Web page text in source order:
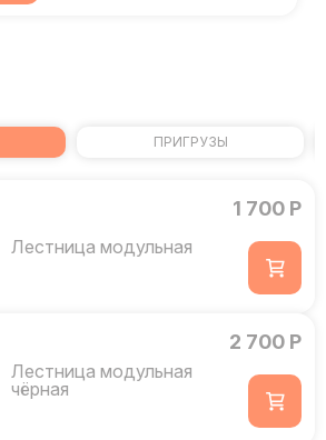
ПРИГРУЗЫ
Лестница модульная
1 700 Р
Лестница модульная
чёрная
2 700 Р